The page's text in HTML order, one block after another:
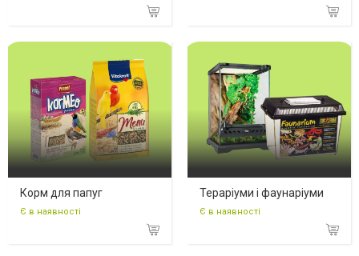
Корм для папуг
Є в наявності
Тераріуми і фаунаріуми
Є в наявності